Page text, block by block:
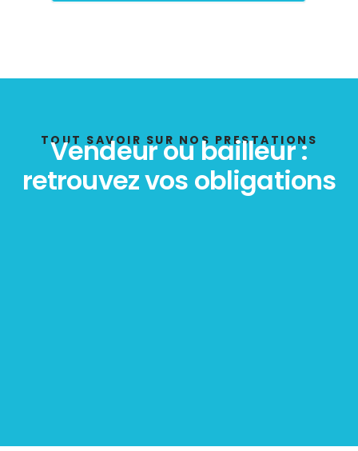
DPE
TOUT SAVOIR SUR NOS PRESTATIONS
Vendeur ou bailleur :
retrouvez vos obligations